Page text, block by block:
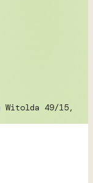
Witolda 49/15,